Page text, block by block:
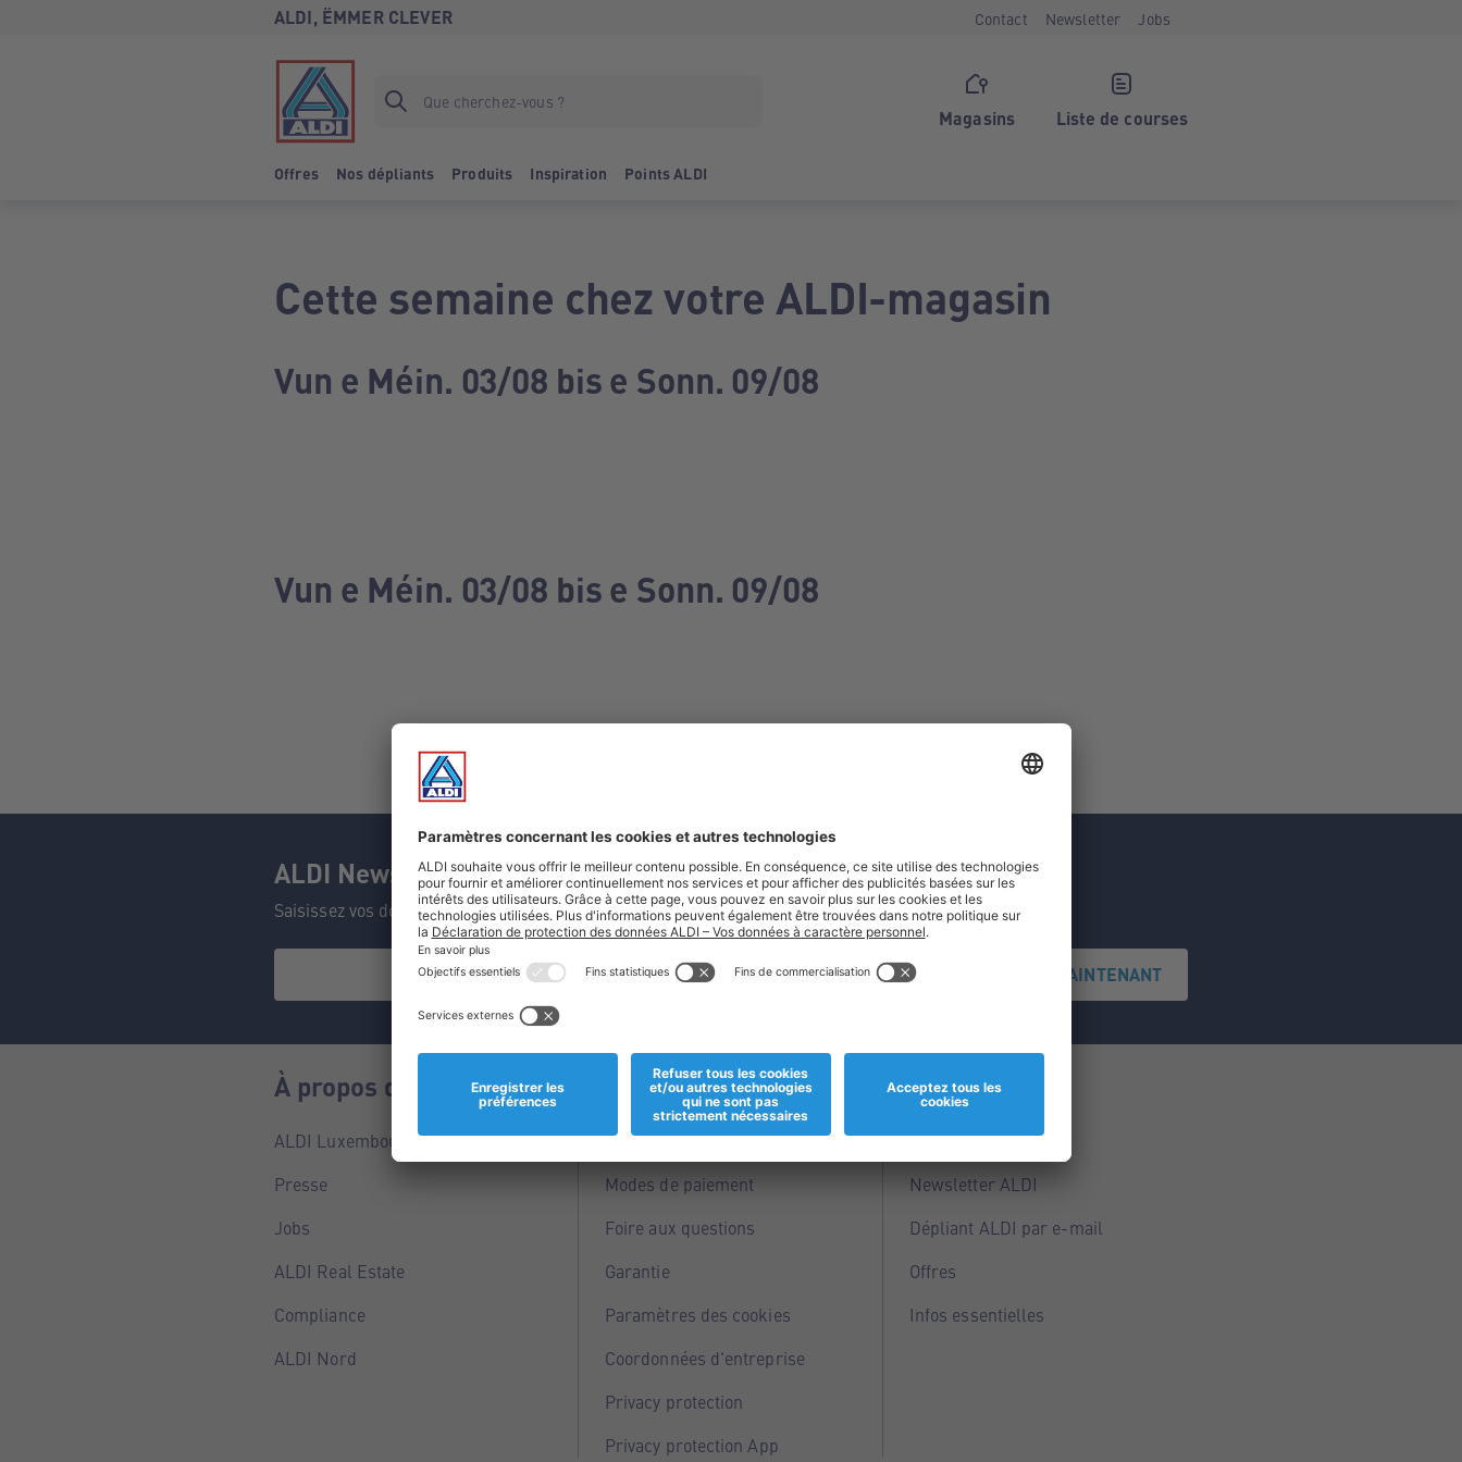
ALDI, ËMMER CLEVER Contact Newsletter Jobs
Magasins Liste de courses
Offres Nos dépliants Produits Inspiration Points ALDI
Cette semaine chez votre ALDI-magasin
Vun e Méin. 03/08 bis e Sonn. 09/08
Vun e Méin. 03/08 bis e Sonn. 09/08
ALDI Newsletter
Saisissez vos données et ne manquez aucune de nos offres.
S'INSCRIRE MAINTENANT
À propos de nous
ALDI Luxembourg
Presse
Jobs
ALDI Real Estate
Compliance
ALDI Nord
Informations
Magasins
Modes de paiement
Foire aux questions
Garantie
Paramètres des cookies
Coordonnées d'entreprise
Privacy protection
Privacy protection App
Service
Points ALDI
Newsletter ALDI
Dépliant ALDI par e-mail
Offres
Infos essentielles